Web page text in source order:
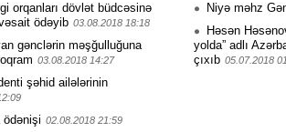
orqanları dövlət büdcəsinə
ödəyib 03.08.2018 18:18
gənclərin məşğulluğuna
03.08.2018 14:27
şəhid ailələrinin
ödənişi 02.08.2018 21:59
Niyə məhz
Həsən
yolda” adlı
çıxıb 05.07.2018